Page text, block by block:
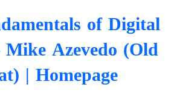
of Digital
Azevedo (Old
| Homepage